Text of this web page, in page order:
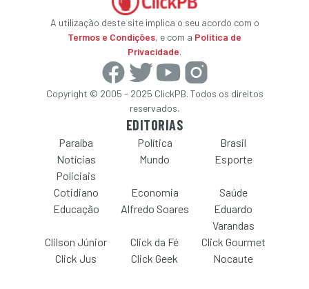
A utilização deste site implica o seu acordo com o
Termos e Condições, e com a Política de
Privacidade.
Copyright © 2005 - 2025 ClickPB. Todos os direitos
reservados.
EDITORIAS
Paraíba Política
Brasil
Notícias
Policiais
Mundo Esporte
Cotidiano Economia
Saúde
Educação
Alfredo Soares
Eduardo
Varandas
Clilson Júnior
Click da Fé
Click Gourmet
Click Jus
Click Geek Nocaute